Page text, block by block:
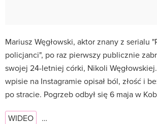
Mariusz Węgłowski, aktor znany z serialu
policjanci", po raz pierwszy publicznie
swojej 24-letniej córki, Nikoli
wpisie na Instagramie opisał ból, złość i
po stracie. Pogrzeb odbył się 6 maja w
WIDEO …